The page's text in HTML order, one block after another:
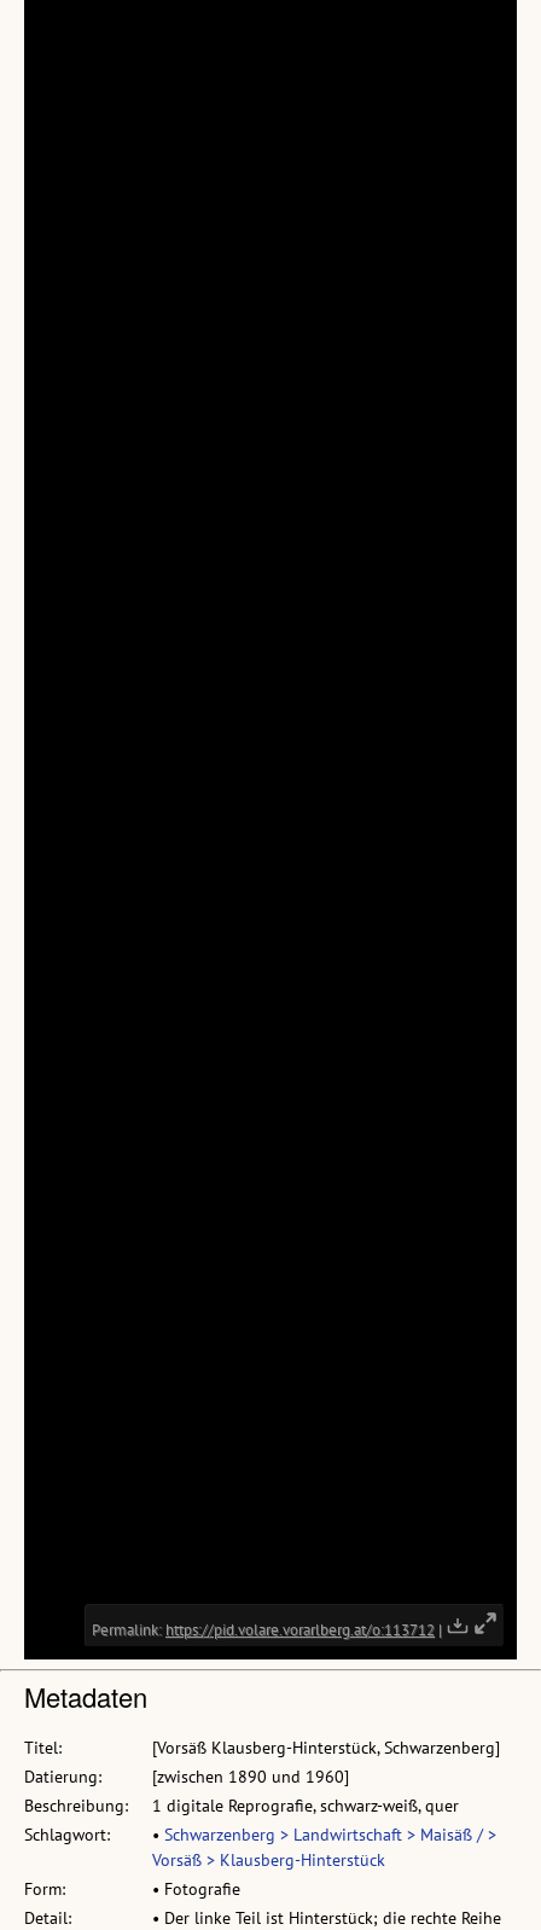
Metadaten
Titel:
[Vorsäß Klausberg-Hinterstück, Schwarzenberg]
Datierung:
[zwischen 1890 und 1960]
Beschreibung:
1 digitale Reprografie, schwarz-weiß, quer
Schlagwort:
• Schwarzenberg > Landwirtschaft > Maisäß / >
Vorsäß > Klausberg-Hinterstück
Form:
• Fotografie
Detail:
• Der linke Teil ist Hinterstück; die rechte Reihe